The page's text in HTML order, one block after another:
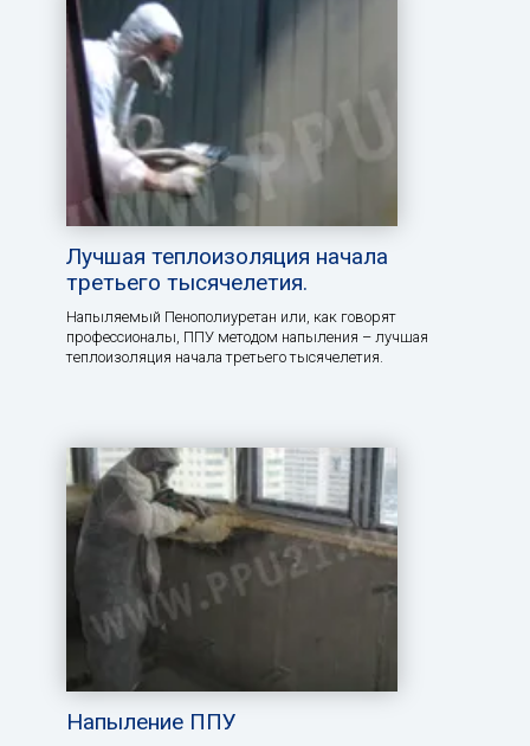
Лучшая теплоизоляция начала
третьего тысячелетия.
Напыляемый Пенополиуретан или, как говорят
профессионалы, ППУ методом напыления – лучшая
теплоизоляция начала третьего тысячелетия.
Напыление ППУ